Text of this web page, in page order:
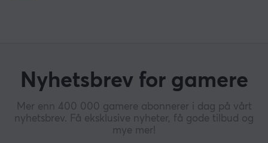
Nyhetsbrev for gamere
Mer enn 400 000 gamere abonnerer i dag på vårt
nyhetsbrev. Få eksklusive nyheter, få gode tilbud og
mye mer!